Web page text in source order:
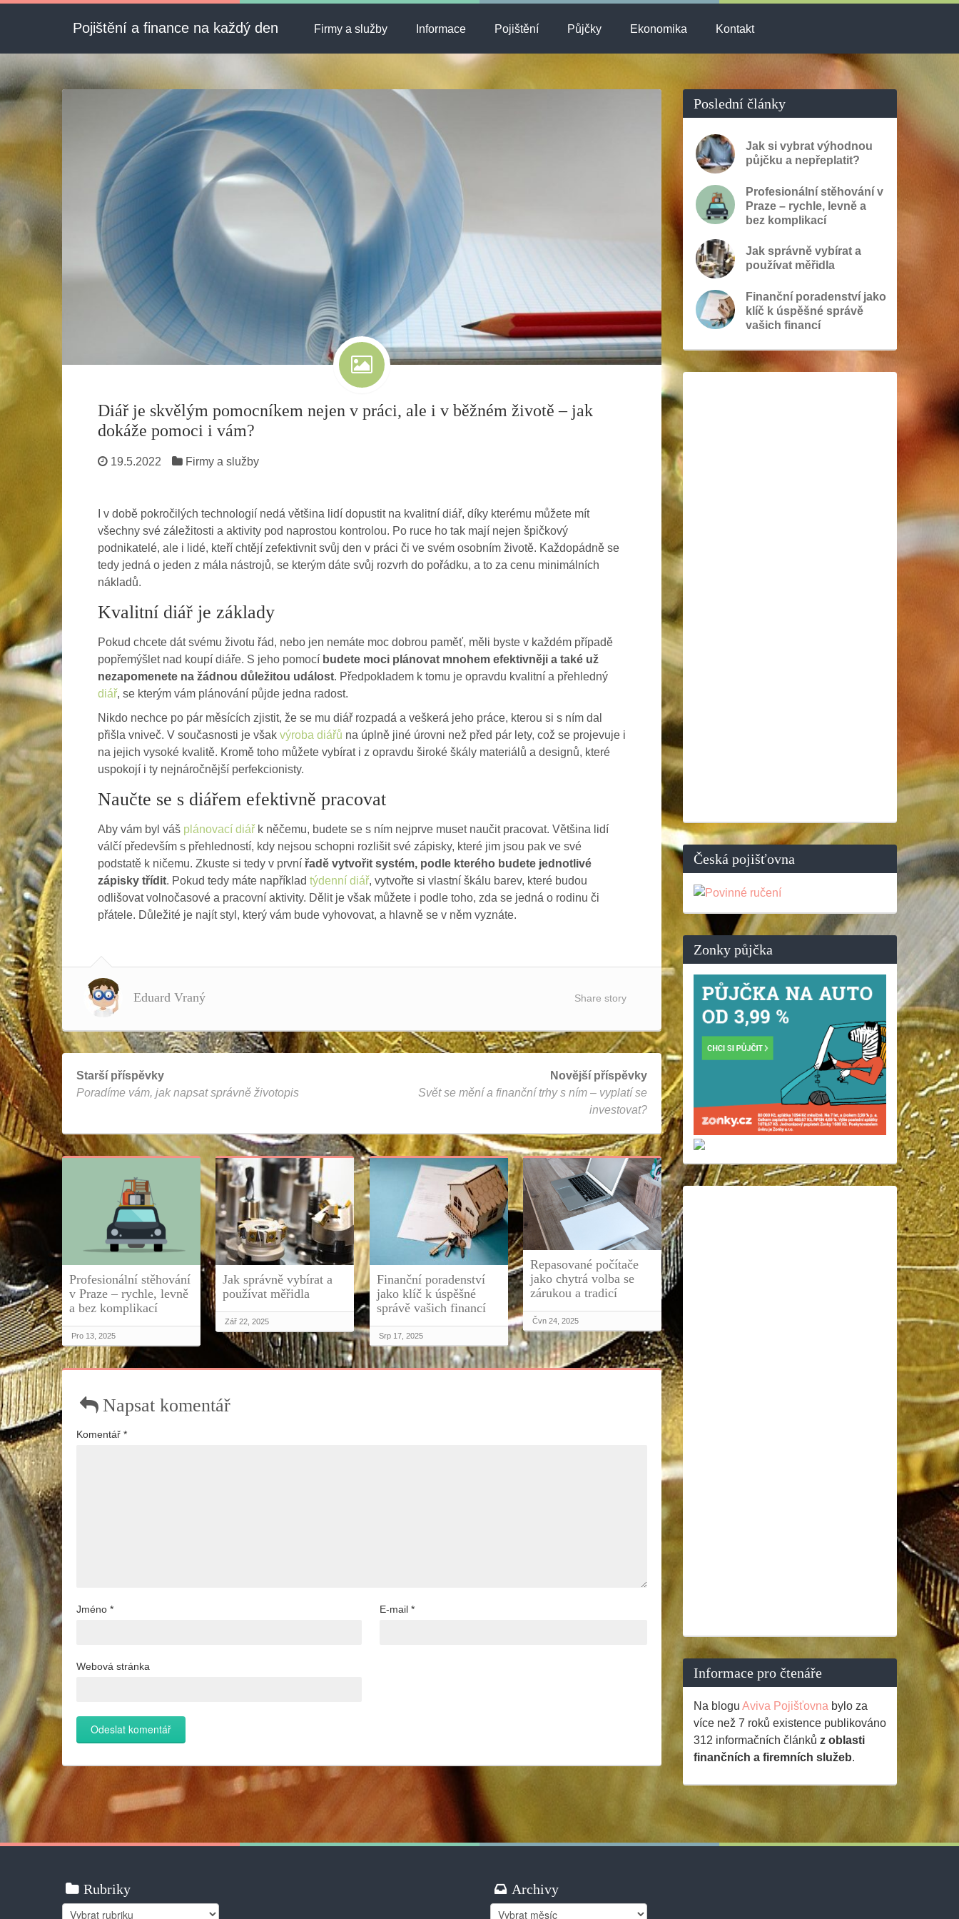
Pojištění a finance na každý den Firmy a služby Informace Pojištění Půjčky Ekonomika Kontakt
Diář je skvělým pomocníkem nejen v práci, ale i v běžném životě – jak
dokáže pomoci i vám?
19.5.2022 Firmy a služby
I v době pokročilých technologií nedá většina lidí dopustit na kvalitní diář, díky kterému můžete mít
všechny své záležitosti a aktivity pod naprostou kontrolou. Po ruce ho tak mají nejen špičkový
podnikatelé, ale i lidé, kteří chtějí zefektivnit svůj den v práci či ve svém osobním životě. Každopádně se
tedy jedná o jeden z mála nástrojů, se kterým dáte svůj rozvrh do pořádku, a to za cenu minimálních
nákladů.
Kvalitní diář je základy
Pokud chcete dát svému životu řád, nebo jen nemáte moc dobrou paměť, měli byste v každém případě
popřemýšlet nad koupí diáře. S jeho pomocí budete moci plánovat mnohem efektivněji a také už
nezapomenete na žádnou důležitou událost. Předpokladem k tomu je opravdu kvalitní a přehledný
diář, se kterým vám plánování půjde jedna radost.
Nikdo nechce po pár měsících zjistit, že se mu diář rozpadá a veškerá jeho práce, kterou si s ním dal
přišla vniveč. V současnosti je však výroba diářů na úplně jiné úrovni než před pár lety, což se projevuje i
na jejich vysoké kvalitě. Kromě toho můžete vybírat i z opravdu široké škály materiálů a designů, které
uspokojí i ty nejnáročnější perfekcionisty.
Naučte se s diářem efektivně pracovat
Aby vám byl váš plánovací diář k něčemu, budete se s ním nejprve muset naučit pracovat. Většina lidí
válčí především s přehledností, kdy nejsou schopni rozlišit své zápisky, které jim jsou pak ve své
podstatě k ničemu. Zkuste si tedy v první řadě vytvořit systém, podle kterého budete jednotlivé
zápisky třídit. Pokud tedy máte například týdenní diář, vytvořte si vlastní škálu barev, které budou
odlišovat volnočasové a pracovní aktivity. Dělit je však můžete i podle toho, zda se jedná o rodinu či
přátele. Důležité je najít styl, který vám bude vyhovovat, a hlavně se v něm vyznáte.
Eduard Vraný Share story
Starší příspěvky
Poradíme vám, jak napsat správně životopis
Novější příspěvky
Svět se mění a finanční trhy s ním – vyplatí se
investovat?
Profesionální stěhování
v Praze – rychle, levně
a bez komplikací
Pro 13, 2025
Jak správně vybírat a
používat měřidla
Zář 22, 2025
Finanční poradenství
jako klíč k úspěšné
správě vašich financí
Srp 17, 2025
Repasované počítače
jako chytrá volba se
zárukou a tradicí
Čvn 24, 2025
Napsat komentář
Komentář *
Jméno * E-mail *
Webová stránka
Poslední články
Jak si vybrat výhodnou
půjčku a nepřeplatit?
Profesionální stěhování v
Praze – rychle, levně a
bez komplikací
Jak správně vybírat a
používat měřidla
Finanční poradenství jako
klíč k úspěšné správě
vašich financí
Česká pojišťovna
Zonky půjčka
Informace pro čtenáře
Na blogu Aviva Pojišťovna bylo za
více než 7 roků existence publikováno
312 informačních článků z oblasti
finančních a firemních služeb.
Rubriky
Rubriky
Archivy
Archivy